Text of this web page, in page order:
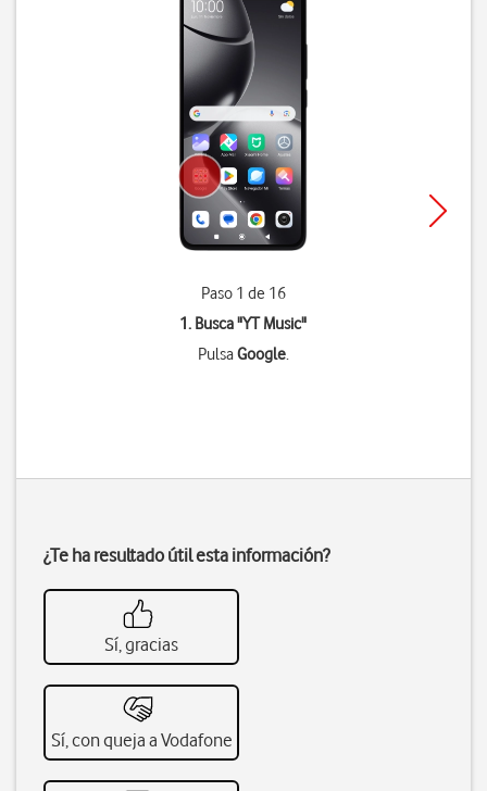
Paso 1 de 16
1. Busca "YT Music"
PulsaGoogle.
¿Te ha resultado útil esta información?
Sí, gracias
Sí, con queja a Vodafone